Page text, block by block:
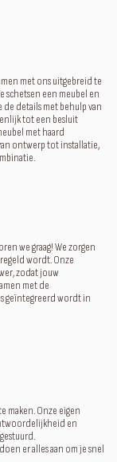
met ons uitgebreid te
schetsen een meubel en
de details met behulp van
tot een besluit
met haard
ontwerp tot installatie,
we graag! We zorgen
wordt. Onze
zodat jouw
met de
geïntegreerd wordt in
maken. Onze eigen
en
er alles aan om je snel